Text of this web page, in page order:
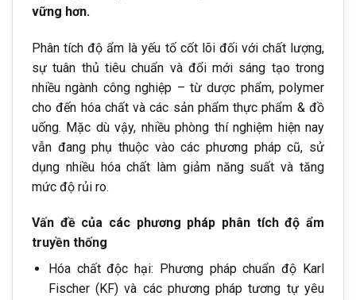
vững hơn.
Phân tích độ ẩm là yếu tố cốt lõi đối với chất lượng,
sự tuân thủ tiêu chuẩn và đổi mới sáng tạo trong
nhiều ngành công nghiệp – từ dược phẩm, polymer
cho đến hóa chất và các sản phẩm thực phẩm & đồ
uống. Mặc dù vậy, nhiều phòng thí nghiệm hiện nay
vẫn đang phụ thuộc vào các phương pháp cũ, sử
dụng nhiều hóa chất làm giảm năng suất và tăng
mức độ rủi ro.
Vấn đề của các phương pháp phân tích độ ẩm
truyền thống
Hóa chất độc hại: Phương pháp chuẩn độ Karl
Fischer (KF) và các phương pháp tương tự yêu